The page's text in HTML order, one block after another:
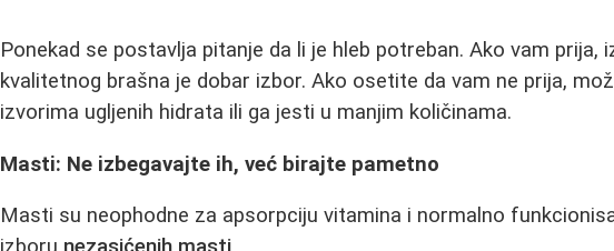
Ponekad se postavlja pitanje da li je hleb potreban. Ako vam prija,
kvalitetnog brašna je dobar izbor. Ako osetite da vam ne prija,
izvorima ugljenih hidrata ili ga jesti u manjim količinama.
Masti: Ne izbegavajte ih, već birajte pametno
Masti su neophodne za apsorpciju vitamina i normalno